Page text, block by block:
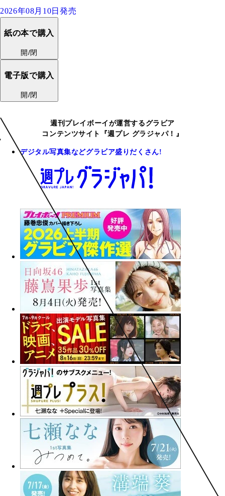
2026年08月10日発売
紙の本で購入
開/閉
電子版で購入
開/閉
週刊プレイボーイが運営するグラビア
コンテンツサイト『週プレ グラジャパ！』
デジタル写真集などグラビア盛りだくさん!